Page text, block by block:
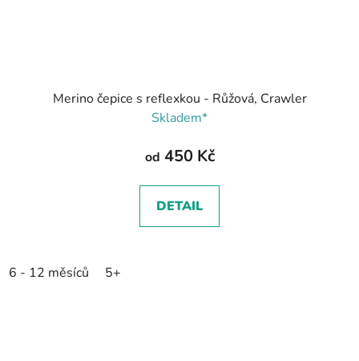
Merino čepice s reflexkou - Růžová, Crawler
Skladem*
od 450 Kč
DETAIL
6 - 12 měsíců 5+